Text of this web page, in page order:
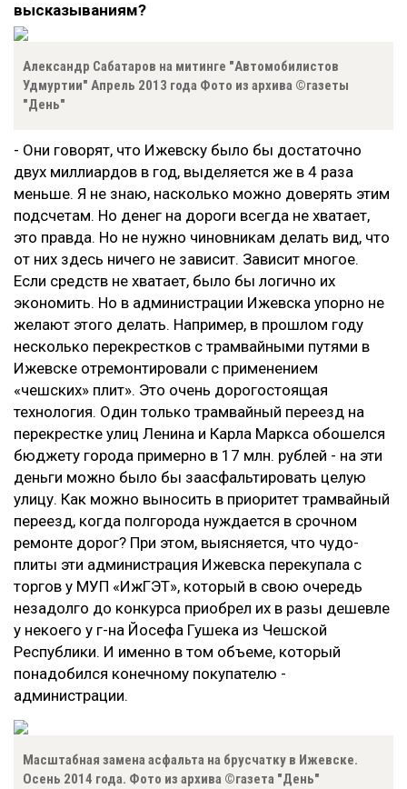
высказываниям?
Александр Сабатаров на митинге "Автомобилистов
Удмуртии" Апрель 2013 года Фото из архива ©газеты
"День"
- Они говорят, что Ижевску было бы достаточно
двух миллиардов в год, выделяется же в 4 раза
меньше. Я не знаю, насколько можно доверять этим
подсчетам. Но денег на дороги всегда не хватает,
это правда. Но не нужно чиновникам делать вид, что
от них здесь ничего не зависит. Зависит многое.
Если средств не хватает, было бы логично их
экономить. Но в администрации Ижевска упорно не
желают этого делать. Например, в прошлом году
несколько перекрестков с трамвайными путями в
Ижевске отремонтировали с применением
«чешских» плит». Это очень дорогостоящая
технология. Один только трамвайный переезд на
перекрестке улиц Ленина и Карла Маркса обошелся
бюджету города примерно в 17 млн. рублей - на эти
деньги можно было бы заасфальтировать целую
улицу. Как можно выносить в приоритет трамвайный
переезд, когда полгорода нуждается в срочном
ремонте дорог? При этом, выясняется, что чудо-
плиты эти администрация Ижевска перекупала с
торгов у МУП «ИжГЭТ», который в свою очередь
незадолго до конкурса приобрел их в разы дешевле
у некоего у г-на Йосефа Гушека из Чешской
Республики. И именно в том объеме, который
понадобился конечному покупателю -
администрации.
Масштабная замена асфальта на брусчатку в Ижевске.
Осень 2014 года. Фото из архива ©газета "День"